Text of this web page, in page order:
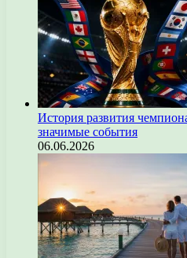
История развития
значимые события
06.06.2026